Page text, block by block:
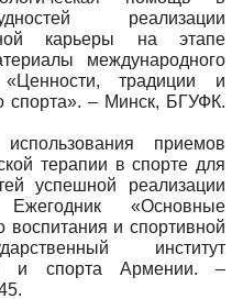
реализации
карьеры на этапе
международного
«Ценности, традиции и
спорта». – Минск, БГУФК.
приемов
терапии в спорте для
успешной реализации
«Основные
воспитания и спортивной
институт
и спорта Армении. –